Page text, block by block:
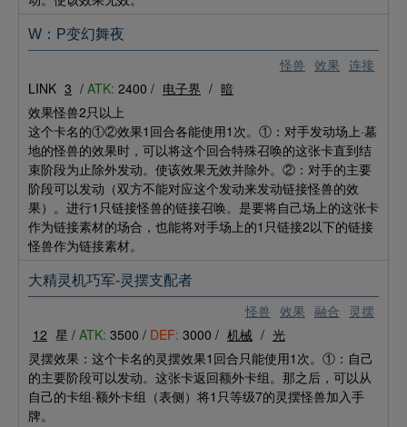
怪兽 效果 连接
W：P变幻舞夜
LINK 3 / ATK: 2400 / 电子界 / 暗
效果怪兽2只以上
这个卡名的①②效果1回合各能使用1次。①：对手发动场上·墓
地的怪兽的效果时，可以将这个回合特殊召唤的这张卡直到结
束阶段为止除外发动。使该效果无效并除外。②：对手的主要
阶段可以发动（双方不能对应这个发动来发动链接怪兽的效
果）。进行1只链接怪兽的链接召唤。是要将自己场上的这张卡
作为链接素材的场合，也能将对手场上的1只链接2以下的链接
怪兽作为链接素材。
怪兽 效果 融合 灵摆
大精灵机巧军-灵摆支配者
12 星 / ATK: 3500 / DEF: 3000 / 机械 / 光
灵摆效果：这个卡名的灵摆效果1回合只能使用1次。①：自己
的主要阶段可以发动。这张卡返回额外卡组。那之后，可以从
自己的卡组·额外卡组（表侧）将1只等级7的灵摆怪兽加入手
牌。